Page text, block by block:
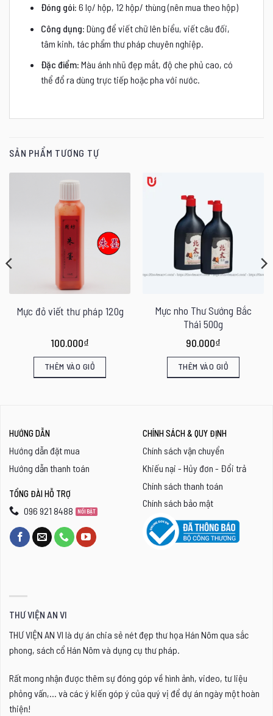
Đóng gói: 6 lọ/ hộp, 12 hộp/ thùng (nên mua theo hộp)
Công dụng: Dùng để viết chữ lên biểu, viết câu đối,
tâm kinh, tác phẩm thư pháp chuyên nghiệp.
Đặc điểm: Màu ánh nhũ đẹp mắt, độ che phủ cao, có
thể đổ ra dùng trực tiếp hoặc pha với nước.
SẢN PHẨM TƯƠNG TỰ
Mực đỏ viết thư pháp 120g
100.000₫
THÊM VÀO GIỎ
Mực nho Thư Sướng Bắc
Thái 500g
90.000₫
THÊM VÀO GIỎ
HƯỚNG DẪN
Hướng dẫn đặt mua
Hướng dẫn thanh toán
TỔNG ĐÀI HỖ TRỢ
096 921 8488
CHÍNH SÁCH & QUY ĐỊNH
Chính sách vận chuyển
Khiếu nại - Hủy đơn - Đổi trả
Chính sách thanh toán
Chính sách bảo mật
THƯ VIỆN AN VI
THƯ VIỆN AN VI là dự án chia sẻ nét đẹp thư họa Hán Nôm qua sắc
phong, sách cổ Hán Nôm và dụng cụ thư pháp.
Rất mong nhận được thêm sự đóng góp về hình ảnh, video, tư liệu
phỏng vấn,... và các ý kiến góp ý của quý vị để dự án ngày một hoàn
thiện!